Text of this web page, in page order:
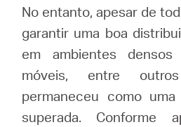
No entanto, apesar de
garantir uma boa
em ambientes
móveis, entre
permaneceu como
superada. Conforme